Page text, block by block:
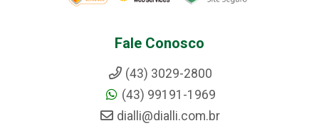
Fale Conosco
(43) 3029-2800
(43) 99191-1969
dialli@dialli.com.br